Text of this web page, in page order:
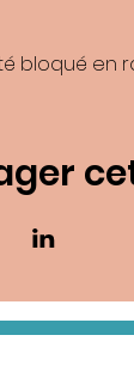
bloqué en